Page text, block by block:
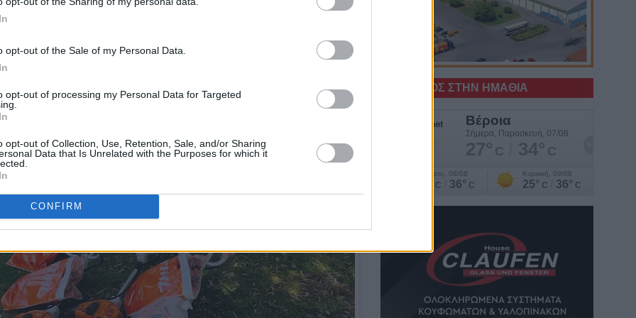
opt-out of the Sale of my Personal Data.
opt-out of processing my Personal Data for Targeted
opt-out of Collection, Use, Retention, Sale, and/or Sharing
Data that Is Unrelated with the Purposes for which it
CONFIRM
Πόλεως Νάουσας συνεχίζει να επενδύει στην ενίσχυση
Δήμο, προς όφελος των κατοίκων και των επισκεπτών.
Ο ΚΑΙΡΟΣ ΣΤΗΝ ΗΜΑΘΙΑ